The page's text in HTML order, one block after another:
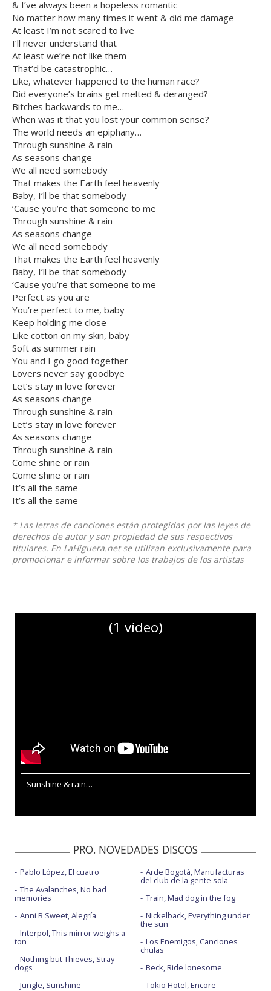
& I’ve always been a hopeless romantic
No matter how many times it went & did me damage
At least I’m not scared to live
I’ll never understand that
At least we’re not like them
That’d be catastrophic…
Like, whatever happened to the human race?
Did everyone’s brains get melted & deranged?
Bitches backwards to me…
When was it that you lost your common sense?
The world needs an epiphany…
Through sunshine & rain
As seasons change
We all need somebody
That makes the Earth feel heavenly
Baby, I’ll be that somebody
‘Cause you’re that someone to me
Through sunshine & rain
As seasons change
We all need somebody
That makes the Earth feel heavenly
Baby, I’ll be that somebody
‘Cause you’re that someone to me
Perfect as you are
You’re perfect to me, baby
Keep holding me close
Like cotton on my skin, baby
Soft as summer rain
You and I go good together
Lovers never say goodbye
Let’s stay in love forever
As seasons change
Through sunshine & rain
Let’s stay in love forever
As seasons change
Through sunshine & rain
Come shine or rain
Come shine or rain
It’s all the same
It’s all the same
* Las letras de canciones están protegidas por las leyes de
derechos de autor y son propiedad de sus respectivos
titulares. En LaHiguera.net se utilizan exclusivamente para
promocionar e informar sobre los trabajos de los artistas
(1 vídeo)
Sunshine & rain…
PRO. NOVEDADES DISCOS
Pablo López, El cuatro
The Avalanches, No bad
memories
Anni B Sweet, Alegría
Interpol, This mirror weighs a
ton
Nothing but Thieves, Stray
dogs
Jungle, Sunshine
Arde Bogotá, Manufacturas
del club de la gente sola
Train, Mad dog in the fog
Nickelback, Everything under
the sun
Los Enemigos, Canciones
chulas
Beck, Ride lonesome
Tokio Hotel, Encore